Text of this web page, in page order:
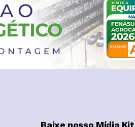
Baixe nosso Mídia Kit